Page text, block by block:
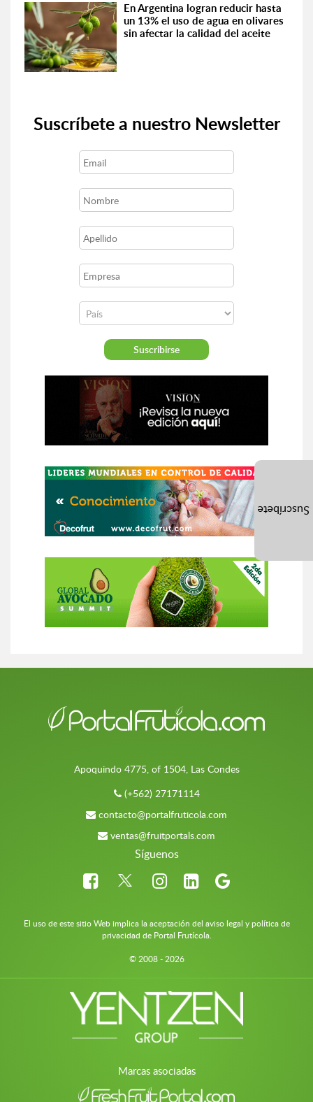
En Argentina logran reducir hasta
un 13% el uso de agua en olivares
sin afectar la calidad del aceite
Suscríbete a nuestro Newsletter
Apoquindo 4775, of 1504, Las Condes
(+562) 27171114
contacto@portalfruticola.com
ventas@fruitportals.com
Síguenos
El uso de este sitio Web implica la aceptación del aviso legal y política de
privacidad de Portal Frutícola.
© 2008 - 2026
Marcas asociadas
Suscríbete